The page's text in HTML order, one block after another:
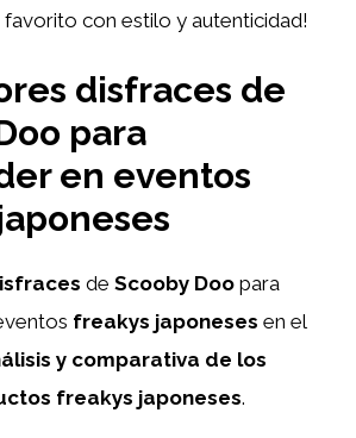
con estilo y autenticidad!
disfraces de
para
en eventos
de Scooby Doo para
freakys japoneses en el
y comparativa de los
freakys japoneses.